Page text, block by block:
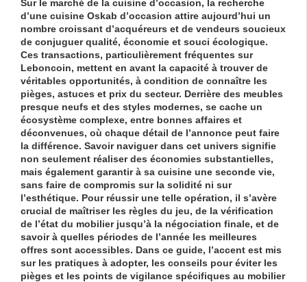
Sur le marché de la cuisine d’occasion, la recherche
d’une cuisine Oskab d’occasion attire aujourd’hui un
nombre croissant d’acquéreurs et de vendeurs soucieux
de conjuguer qualité, économie et souci écologique.
Ces transactions, particulièrement fréquentes sur
Leboncoin, mettent en avant la capacité à trouver de
véritables opportunités, à condition de connaître les
pièges, astuces et prix du secteur. Derrière des meubles
presque neufs et des styles modernes, se cache un
écosystème complexe, entre bonnes affaires et
déconvenues, où chaque détail de l’annonce peut faire
la différence. Savoir naviguer dans cet univers signifie
non seulement réaliser des économies substantielles,
mais également garantir à sa cuisine une seconde vie,
sans faire de compromis sur la solidité ni sur
l’esthétique. Pour réussir une telle opération, il s’avère
crucial de maîtriser les règles du jeu, de la vérification
de l’état du mobilier jusqu’à la négociation finale, et de
savoir à quelles périodes de l’année les meilleures
offres sont accessibles. Dans ce guide, l’accent est mis
sur les pratiques à adopter, les conseils pour éviter les
pièges et les points de vigilance spécifiques au mobilier